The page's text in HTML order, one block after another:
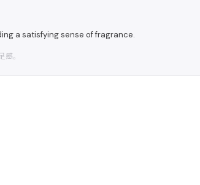
a satisfying sense of fragrance.
。